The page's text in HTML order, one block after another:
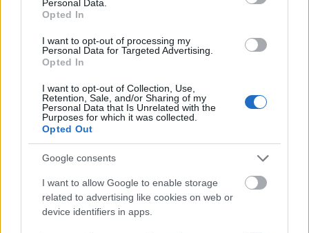
Personal Data.
Opted In
I want to opt-out of processing my
Personal Data for Targeted Advertising.
Opted In
I want to opt-out of Collection, Use,
Retention, Sale, and/or Sharing of my
Personal Data that Is Unrelated with the
Purposes for which it was collected.
Opted Out
Google consents
I want to allow Google to enable storage
related to advertising like cookies on web or
device identifiers in apps.
is állhatna meredekebben, de ez már tényleg
pont a Norev kisebb modelljeinél a futómű. Azt kell
mondjam, jobban állt volna egy keskenyebb,
korabeli Norevek hogyan gurulnak ilyen kerekeken,
nem bánom, hogy a Mercedesnél maradtak a
műanyag abroncsok mellett, még ha szélesebbek is
a kelleténél. Így legalább jól gurul, nem görbék a
tengelyei.
A Renntransporter még jobban sikerült, az öntvény
tényleg nagyon szép, nyilván nehéz egy kicsit, de
cserébe még a plató rámpái is fémből vannak. A